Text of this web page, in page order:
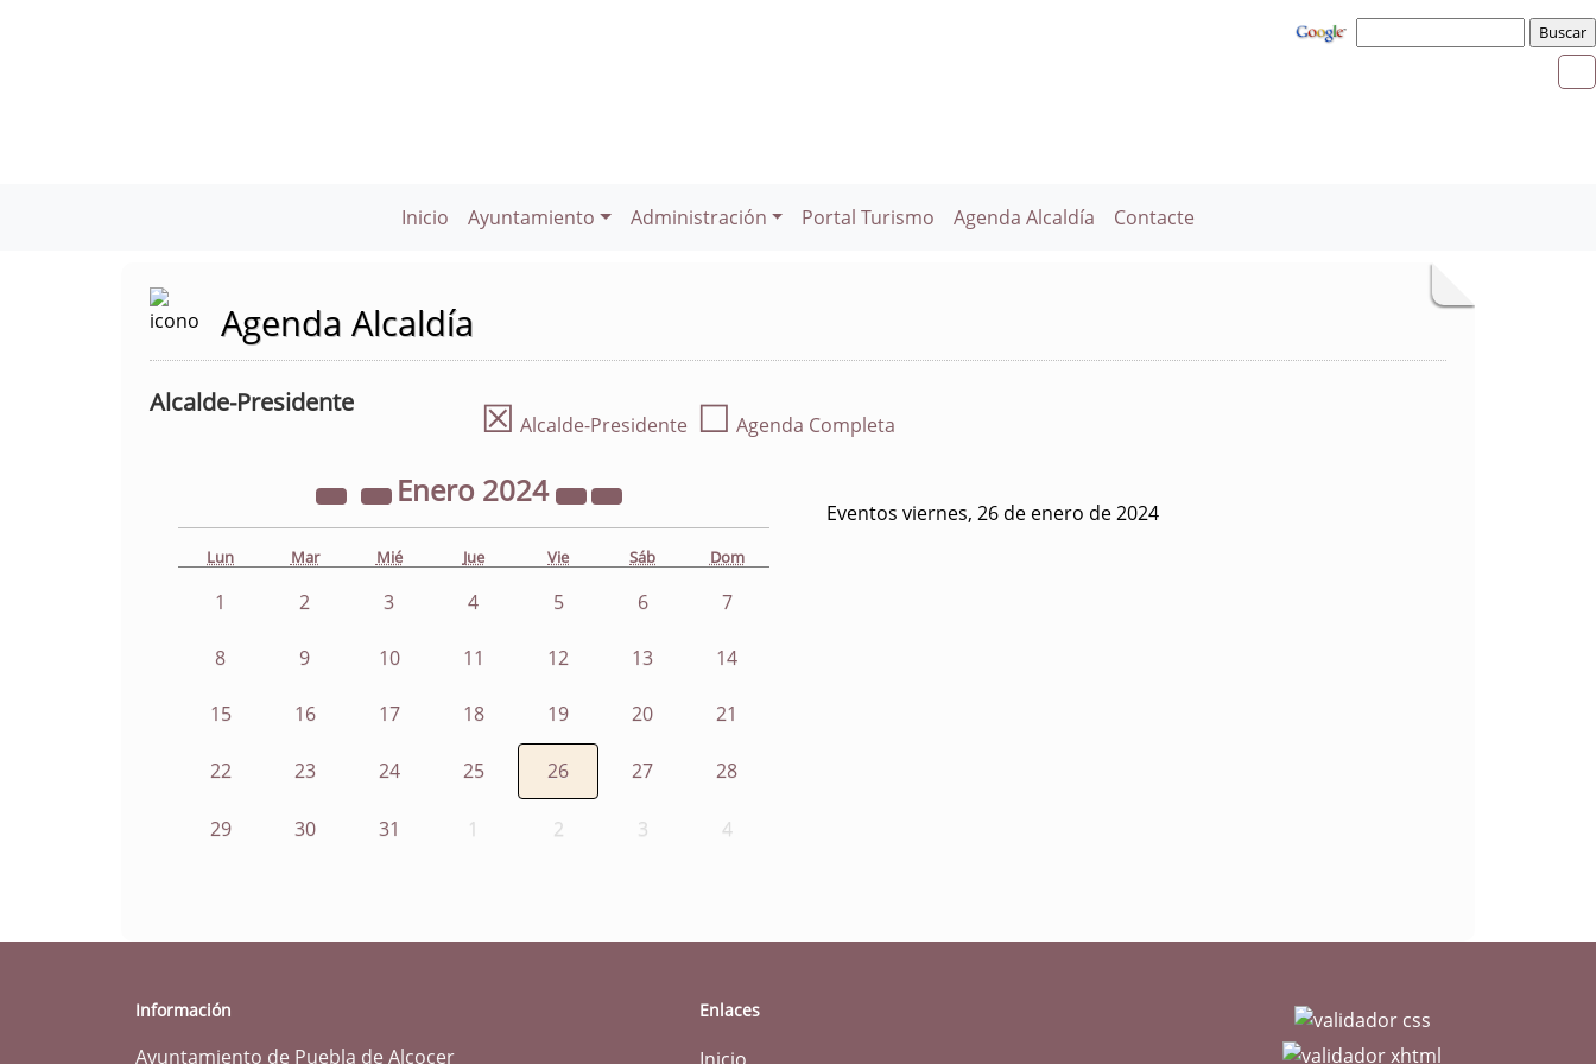
Inicio Ayuntamiento Administración Portal Turismo Agenda Alcaldía Contacte
Agenda Alcaldía
Alcalde-Presidente ☒ Alcalde-Presidente ☐ Agenda Completa
Enero 2024
Lun Mar Mié Jue Vie Sáb Dom
1 2 3 4 5 6 7
8 9 10 11 12 13 14
15 16 17 18 19 20 21
22 23 24 25 26 27 28
29 30 31 1 2 3 4
Eventos viernes, 26 de enero de 2024
Información
Ayuntamiento de Puebla de Alcocer
Enlaces